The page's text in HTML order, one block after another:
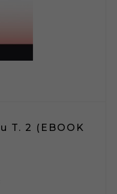
T. 2 (EBOOK